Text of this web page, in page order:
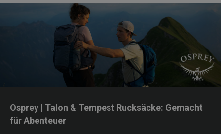
Osprey | Talon & Tempest Rucksäcke: Gemacht
für Abenteuer